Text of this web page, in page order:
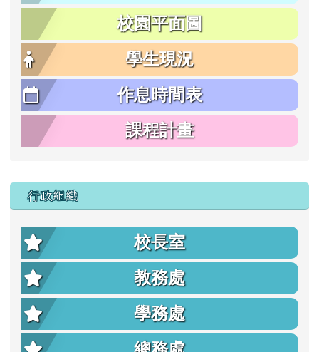
校園平面圖
學生現況
作息時間表
課程計畫
行政組織
校長室
教務處
學務處